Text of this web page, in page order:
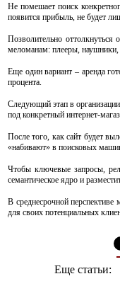
Не помешает поиск
появится прибыль, не будет
Позволительно
меломанам: плееры,
Еще один вариант – аренда
процента.
Следующий этап в
под конкретный интернет-
После того, как сайт будет
«набивают» в поисковых
Чтобы ключевые запросы,
семантическое ядро и
В среднесрочной
для своих потенциальных
Еще статьи: